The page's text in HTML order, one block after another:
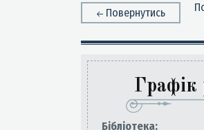
Повернутись
Графік
Бiблiотека: